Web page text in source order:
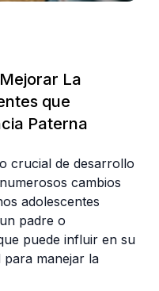
La
que
Paterna
crucial de desarrollo
cambios
adolescentes
padre o
puede influir en su
para manejar la